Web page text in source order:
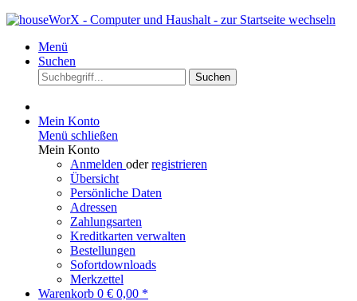
Menü
Suchen
Suchen
Mein Konto
Menü schließen
Mein Konto
Anmelden oderregistrieren
Übersicht
Persönliche Daten
Adressen
Zahlungsarten
Kreditkarten verwalten
Bestellungen
Sofortdownloads
Merkzettel
Warenkorb 0 € 0,00 *